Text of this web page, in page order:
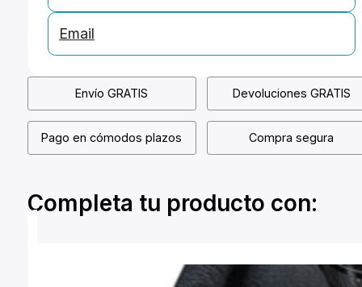
Email
Envío GRATIS Devoluciones GRATIS
Pago en cómodos plazos Compra segura
Completa tu producto con: